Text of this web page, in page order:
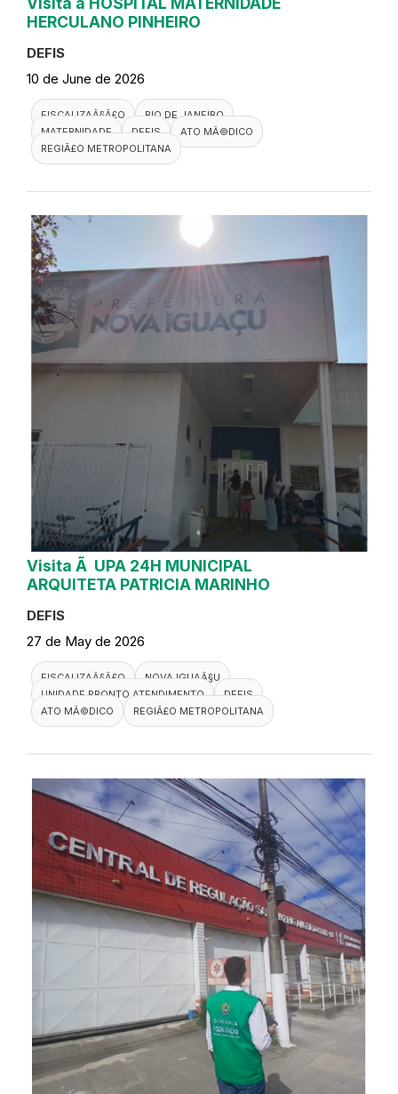
HERCULANO PINHEIRO
DEFIS
10 de June de 2026
FISCALIZAÃ§Ã£O
RIO DE JANEIRO
MATERNIDADE
DEFIS
ATO MÃ©DICO
REGIÃ£O METROPOLITANA
Visita Ã UPA 24H MUNICIPAL
ARQUITETA PATRICIA MARINHO
DEFIS
27 de May de 2026
FISCALIZAÃ§Ã£O
NOVA IGUAÃ§U
UNIDADE PRONTO ATENDIMENTO
DEFIS
ATO MÃ©DICO
REGIÃ£O METROPOLITANA